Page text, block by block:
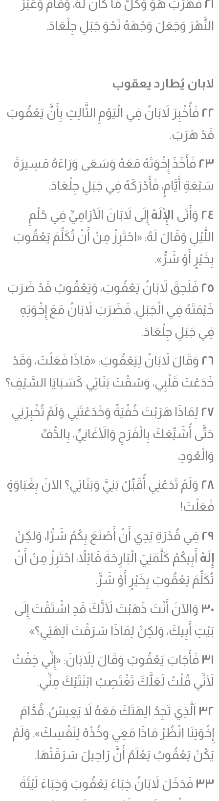
٢١ فَهَرَبَ هُوَ وَكُلُّ مَا كَانَ لَهُ، وَقَامَ وَعَبَرَ
النَّهْرَ وَجَعَلَ وَجْهَهُ نَحْوَ جَبَلِ جِلْعَادَ.
لابان يُطارد يعقوب
٢٢ فَأُخْبِرَ لاَبَانُ فِي الْيَوْمِ الثَّالِثِ بِأَنَّ يَعْقُوبَ
قَدْ هَرَبَ.
٢٣ فَأَخَذَ إِخْوَتَهُ مَعَهُ وَسَعَى وَرَاءَهُ مَسِيرَةَ
سَبْعَةِ أَيَّامٍ، فَأَدْرَكَهُ فِي جَبَلِ جِلْعَادَ.
٢٤ وَأَتَى الْإِلَهُ إِلَى لاَبَانَ الأَرَامِيِّ فِي حُلْمِ
اللَّيْلِ وَقَالَ لَهُ: «احْتَرِزْ مِنْ أَنْ تُكَلِّمَ يَعْقُوبَ
بِخَيْرٍ أَوْ شَرٍّ».
٢٥ فَلَحِقَ لاَبَانُ يَعْقُوبَ، وَيَعْقُوبُ قَدْ ضَرَبَ
خَيْمَتَهُ فِي الْجَبَلِ. فَضَرَبَ لاَبَانُ مَعَ إِخْوَتِهِ
فِي جَبَلِ جِلْعَادَ.
٢٦ وَقَالَ لاَبَانُ لِيَعْقُوبَ: «مَاذَا فَعَلْتَ، وَقَدْ
خَدَعْتَ قَلْبِي، وَسُقْتَ بَنَاتِي كَسَبَايَا السَّيْفِ؟
٢٧ لِمَاذَا هَرَبْتَ خُفْيَةً وَخَدَعْتَنِي وَلَمْ تُخْبِرْنِي
حَتَّى أُشَيِّعَكَ بِالْفَرَحِ وَالأَغَانِيِّ، بِالدُّفِّ
وَالْعُودِ،
٢٨ وَلَمْ تَدَعْنِي أُقَبِّلُ بَنِيَّ وَبَنَاتِي؟ الآنَ بِغَبَاوَةٍ
فَعَلْتَ!
٢٩ فِي قُدْرَةِ يَدِي أَنْ أَصْنَعَ بِكُمْ شَرًّا، وَلكِنْ
إِلَهُ أَبِيكُمْ كَلَّمَنِيَ الْبَارِحَةَ قَائِلاً: احْتَرِزْ مِنْ أَنْ
تُكَلِّمَ يَعْقُوبَ بِخَيْرٍ أَوْ شَرٍّ.
٣٠ وَالآنَ أَنْتَ ذَهَبْتَ لأَنَّكَ قَدِ اشْتَقْتَ إِلَى
بَيْتِ أَبِيكَ، وَلكِنْ لِمَاذَا سَرَقْتَ آلِهَتِي؟»
٣١ فَأَجَابَ يَعْقُوبُ وَقَالَ لِلاَبَانَ: «إِنِّي خِفْتُ
لأَنِّي قُلْتُ لَعَلَّكَ تَغْتَصِبُ ابْنَتَيْكَ مِنِّي.
٣٢ اَلَّذِي تَجِدُ آلِهَتَكَ مَعَهُ لاَ يَعِيشُ. قُدَّامَ
إِخْوَتِنَا انْظُرْ مَاذَا مَعِي وخُذْهُ لِنَفْسِكَ». وَلَمْ
يَكُنْ يَعْقُوبُ يَعْلَمُ أَنَّ رَاحِيلَ سَرَقَتْهَا.
٣٣ فَدَخَلَ لاَبَانُ خِبَاءَ يَعْقُوبَ وَخِبَاءَ لَيْئَةَ